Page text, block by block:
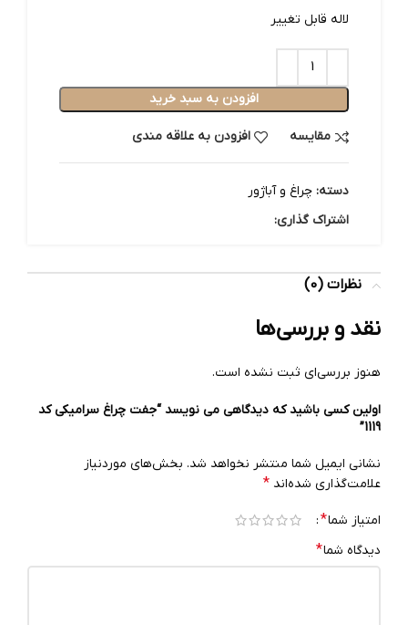
لاله قابل تغییر
افزودن به سبد خرید
مقایسه افزودن به علاقه مندی
دسته: چراغ و آباژور
اشتراک گذاری:
نظرات (0)
نقد و بررسی‌ها
هنوز بررسی‌ای ثبت نشده است.
اولین کسی باشید که دیدگاهی می نویسد “جفت چراغ سرامیکی کد
1119”
نشانی ایمیل شما منتشر نخواهد شد. بخش‌های موردنیاز
علامت‌گذاری شده‌اند *
امتیاز شما*
دیدگاه شما*